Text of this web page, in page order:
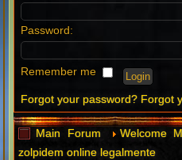
Password:
Remember me
Forgot your password? Forgot
Main Forum Welcome
zolpidem online legalmente